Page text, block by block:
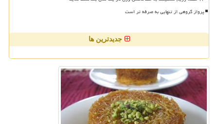
پرواز گروهی از تنهایی به صرفه تر است
جدیدترین ها